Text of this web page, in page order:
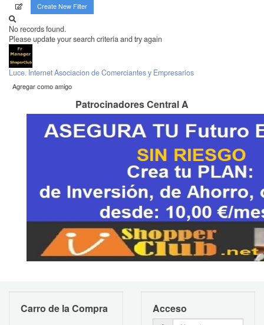
Create New Filter
No records found.
Please update your search criteria and try again
Luce. Internet Asociacion de Comerciantes y Empresarios
Agregar como amigo
Patrocinadores Central A
Carro de la Compra Acceso